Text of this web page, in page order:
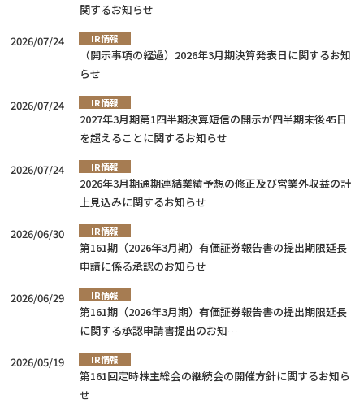
関するお知らせ
2026/07/24 IR情報
（開示事項の経過）2026年3月期決算発表日に関するお知
らせ
2026/07/24 IR情報
2027年3月期第1四半期決算短信の開示が四半期末後45日
を超えることに関するお知らせ
2026/07/24 IR情報
2026年3月期通期連結業績予想の修正及び営業外収益の計
上見込みに関するお知らせ
2026/06/30 IR情報
第161期（2026年3月期）有価証券報告書の提出期限延長
申請に係る承認のお知らせ
2026/06/29 IR情報
第161期（2026年3月期）有価証券報告書の提出期限延長
に関する承認申請書提出のお知…
2026/05/19 IR情報
第161回定時株主総会の継続会の開催方針に関するお知ら
せ